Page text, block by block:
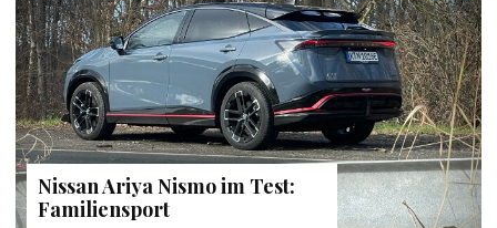
Nissan Ariya Nismo im Test:
Familiensport